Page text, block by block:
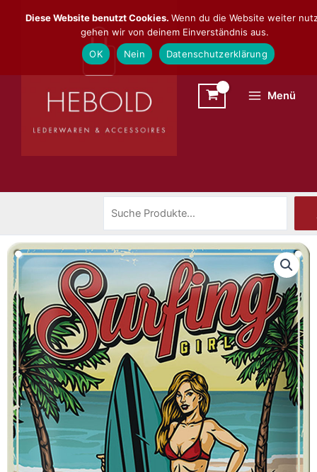
Inhalt
Menü
Diese Website benutzt Cookies. Wenn du die Website weiter
gehen wir von deinem Einverständnis aus.
OK
Nein Datenschutzerklärung